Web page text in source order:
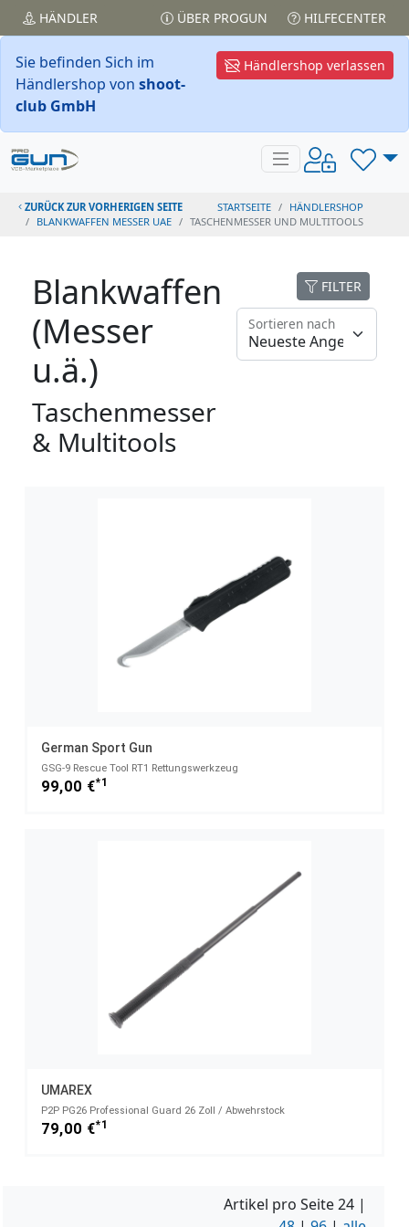
HÄNDLER ÜBER PROGUN HILFECENTER
Händlershop verlassen
Sie befinden Sich im
Händlershop von shoot-
club GmbH
ZURÜCK ZUR VORHERIGEN SEITE STARTSEITE
HÄNDLERSHOP
BLANKWAFFEN MESSER UAE
TASCHENMESSER UND MULTITOOLS
Blankwaffen
(Messer
u.ä.)
Taschenmesser
& Multitools
FILTER
Sortieren nach
German Sport Gun
GSG-9 Rescue Tool RT1 Rettungswerkzeug
99,00 €*1
UMAREX
P2P PG26 Professional Guard 26 Zoll / Abwehrstock
79,00 €*1
Artikel pro Seite24 |